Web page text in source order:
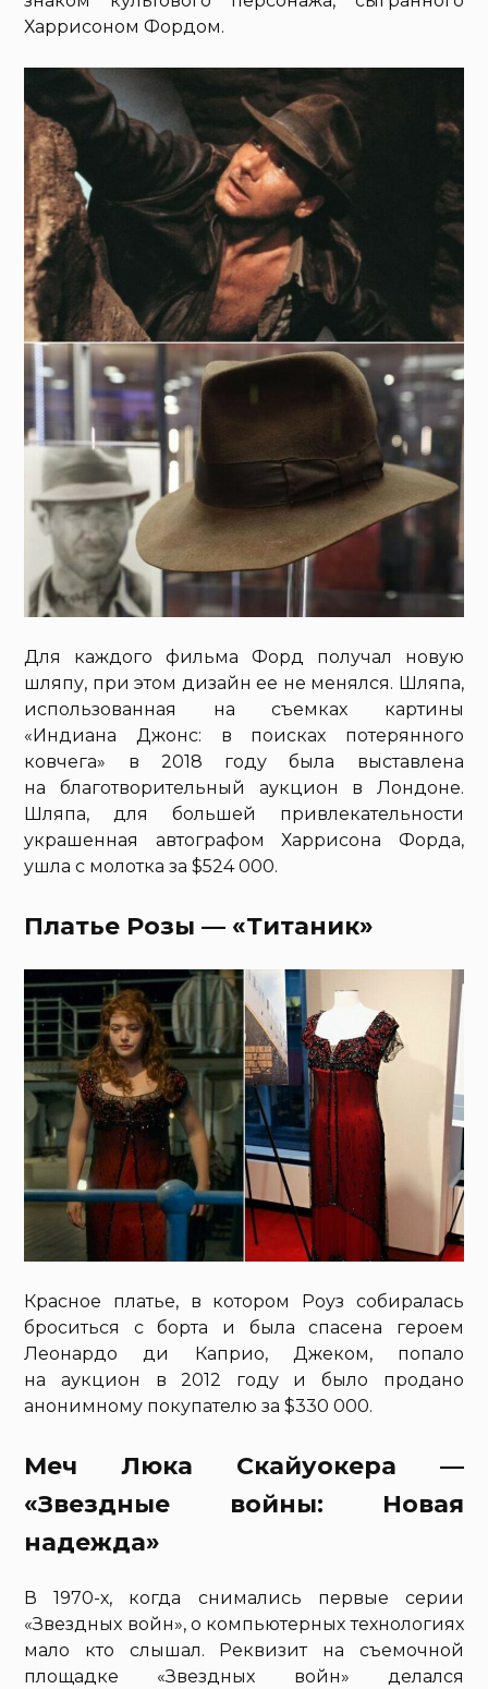
Харрисоном Фордом.
Для каждого фильма Форд получал новую
шляпу, при этом дизайн ее не менялся. Шляпа,
использованная на съемках картины
«Индиана Джонс: в поисках потерянного
ковчега» в 2018 году была выставлена
на благотворительный аукцион в Лондоне.
Шляпа, для большей привлекательности
украшенная автографом Харрисона Форда,
ушла с молотка за $524 000.
Платье Розы — «Титаник»
Красное платье, в котором Роуз собиралась
броситься с борта и была спасена героем
Леонардо ди Каприо, Джеком, попало
на аукцион в 2012 году и было продано
анонимному покупателю за $330 000.
Меч Люка Скайуокера —
«Звездные войны: Новая
надежда»
В 1970-х, когда снимались первые серии
«Звездных войн», о компьютерных технологиях
мало кто слышал. Реквизит на съемочной
площадке «Звездных войн» делался